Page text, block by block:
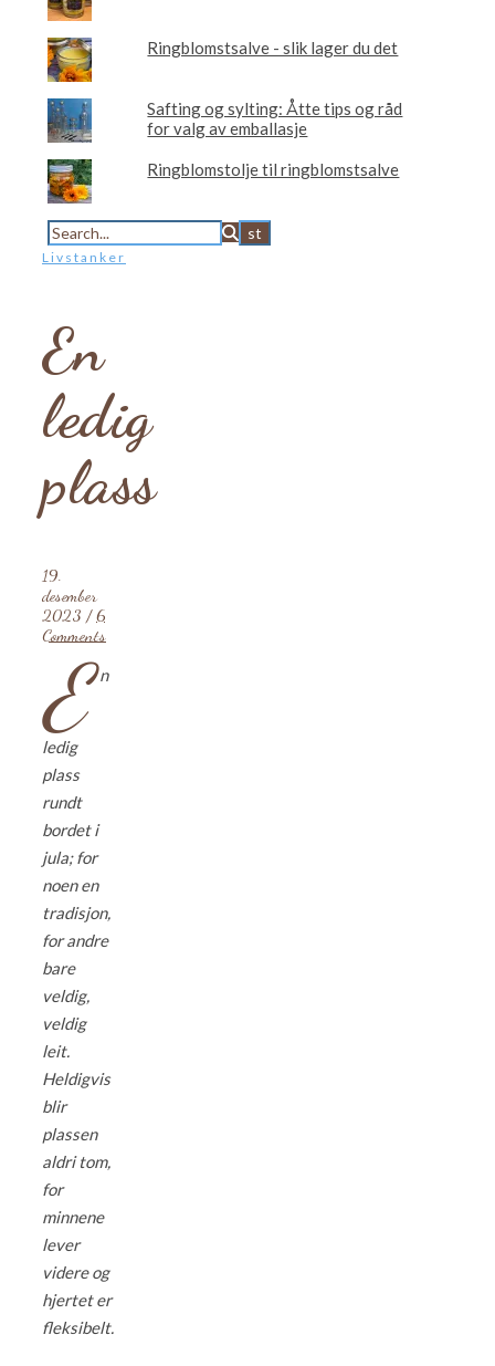
Ringblomstsalve - slik lager du det
Safting og sylting: Åtte tips og råd
for valg av emballasje
Ringblomstolje til ringblomstsalve
Livstanker
En
ledig
plass
19.
desember
2023 / 6
Comments
E n
ledig
plass
rundt
bordet i
jula; for
noen en
tradisjon,
for andre
bare
veldig,
veldig
leit.
Heldigvis
blir
plassen
aldri tom,
for
minnene
lever
videre og
hjertet er
fleksibelt.